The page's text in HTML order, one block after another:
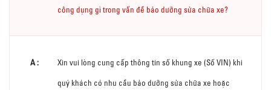
công dụng gì trong vấn đề bảo dưỡng sửa chữa xe?
Xin vui lòng cung cấp thông tin số khung xe (Số VIN) khi
quý khách có nhu cầu bảo dưỡng sửa chữa xe hoặc